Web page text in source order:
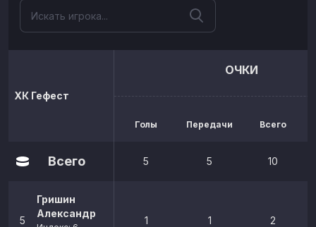
ХК Гефест
ОЧКИ
Голы Передачи Всего
Всего 5 5 10
5
Гришин
Александр
1 1 2